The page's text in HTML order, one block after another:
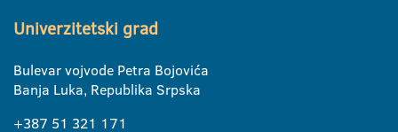
Univerzitetski grad
Bulevar vojvode Petra Bojovića
Banja Luka, Republika Srpska
+387 51 321 171